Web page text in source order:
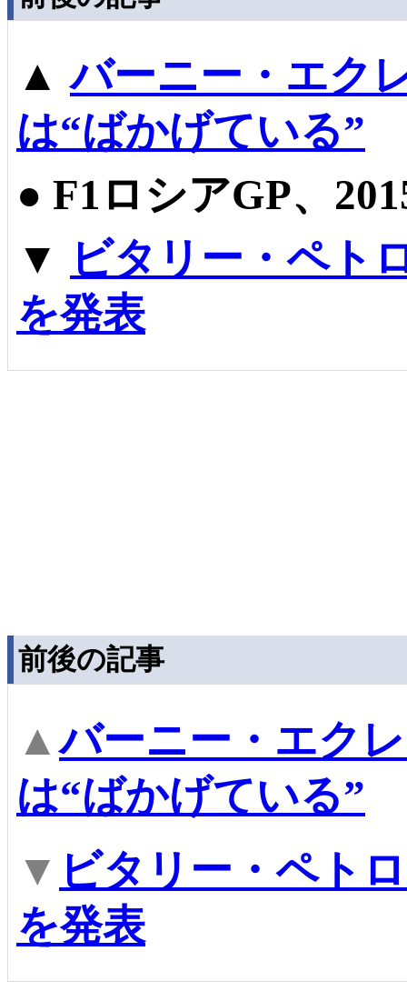
▲バーニー・エク
は“ばかげている”
● F1ロシアGP、
▼ ビタリー・ペト
を発表
前後の記事
▲バーニー・エク
は“ばかげている”
▼ ビタリー・ペト
を発表